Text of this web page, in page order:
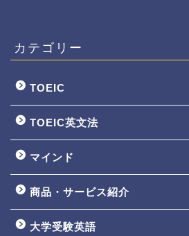
カテゴリー
TOEIC
TOEIC英文法
マインド
商品・サービス紹介
大学受験英語